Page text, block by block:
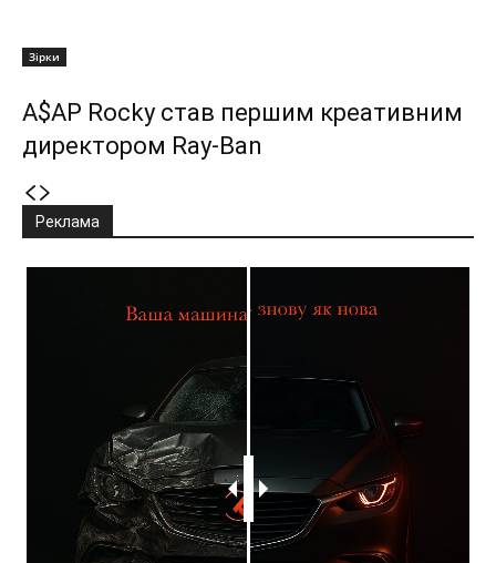
Зірки
A$AP Rocky став першим креативним
директором Ray-Ban
Реклама